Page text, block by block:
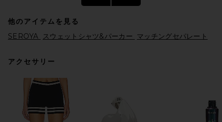
Helsa Elvira Cardigan in
Cream
Helsa
前の価格:
$218
他のアイテムを見る
SEROYA
スウェットシャツ&パーカー マッチングセパレート
アクセサリー